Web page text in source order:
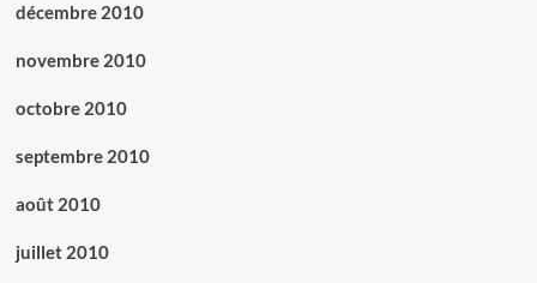
décembre 2010
novembre 2010
octobre 2010
septembre 2010
août 2010
juillet 2010